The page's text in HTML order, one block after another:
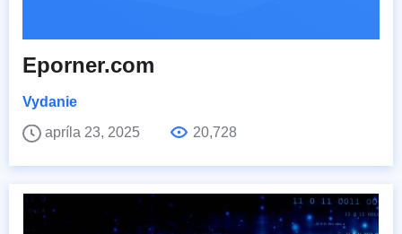
Eporner.com
Vydanie
apríla 23, 2025
20,728